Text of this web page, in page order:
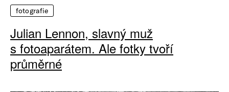
fotografie
Julian Lennon, slavný muž
s fotoaparátem. Ale fotky tvoří
průměrné